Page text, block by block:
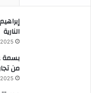
النارية
بسمة
من